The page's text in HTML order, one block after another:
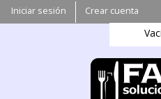
Pasar al
contenido
principal
Iniciar sesión Crear cuenta